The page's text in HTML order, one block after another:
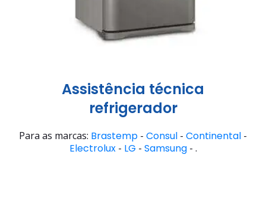
Assistência técnica
refrigerador
Para as marcas: Brastemp - Consul - Continental -
Electrolux- LG - Samsung- .